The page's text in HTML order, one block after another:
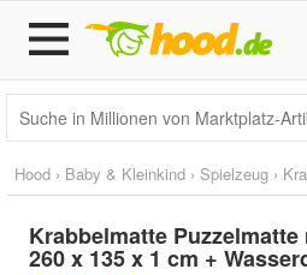
Hood › Baby & Kleinkind › Spielzeug ›
Krabbelmatte
260 x 135 x 1 cm +